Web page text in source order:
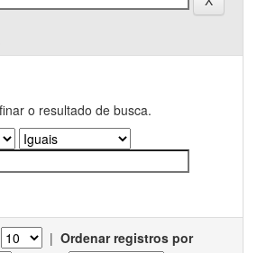
o resultado de busca.
| Ordenar registros por